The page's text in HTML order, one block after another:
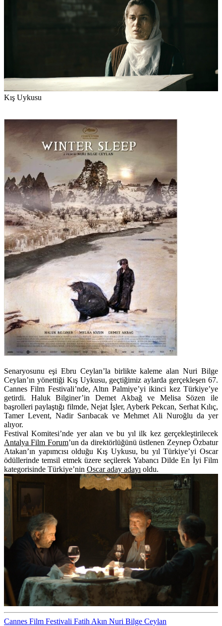
Kış Uykusu
Senaryosunu eşi Ebru Ceylan’la birlikte kaleme alanNuri Bilge
Ceylan’ın yönettiği Kış Uykusu, geçtiğimiz aylarda gerçekleşen 67.
Cannes Film Festivali’nde, Altın Palmiye’yi ikinci kez Türkiye’ye
getirdi. Haluk Bilginer’in Demet Akbağve Melisa Sözen ile
başrolleri paylaştığı filmde,Nejat İşler, Ayberk Pekcan, Serhat Kılıç,
Tamer Levent, Nadir Sarıbacak ve Mehmet Ali Nuroğlu da yer
alıyor.
Festival Komitesi’nde yer alan ve bu yıl ilk kez gerçekleştirilecek
Antalya Film Forum’un da direktörlüğünü üstlenen Zeynep Özbatur
Atakan’ın yapımcısı olduğu Kış Uykusu, bu yıl Türkiye’yi Oscar
ödüllerinde temsil etmek üzere seçilerek Yabancı Dilde En İyi Film
kategorisinde Türkiye’nin Oscar aday adayı oldu.
Cannes Film Festivali Fatih Akın Nuri Bilge Ceylan